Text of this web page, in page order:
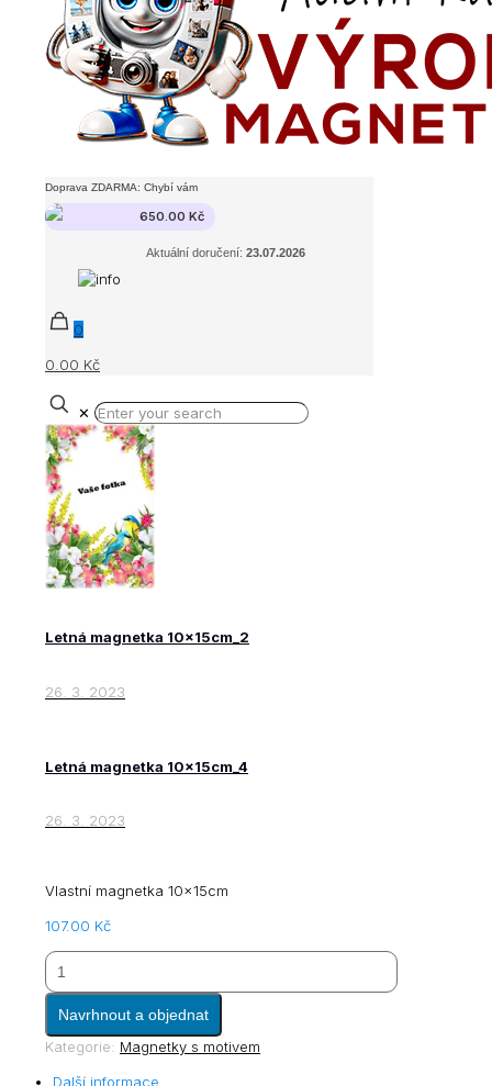
Doprava ZDARMA: Chybí vám
650.00 Kč
Aktuální doručení: 23.07.2026
0
0.00 Kč
✕
Letná magnetka 10x15cm_2
26. 3. 2023
Letná magnetka 10x15cm_4
26. 3. 2023
Vlastní magnetka 10x15cm
107.00 Kč
Letná
magnetka
10x15cm_3
Navrhnout a objednat
Kategorie: Magnetky s motivem
Další informace